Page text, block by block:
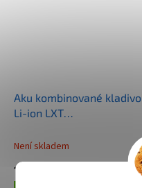
Aku kombinované kladivo
Li-ion LXT
Není skladem
13 949 Kč